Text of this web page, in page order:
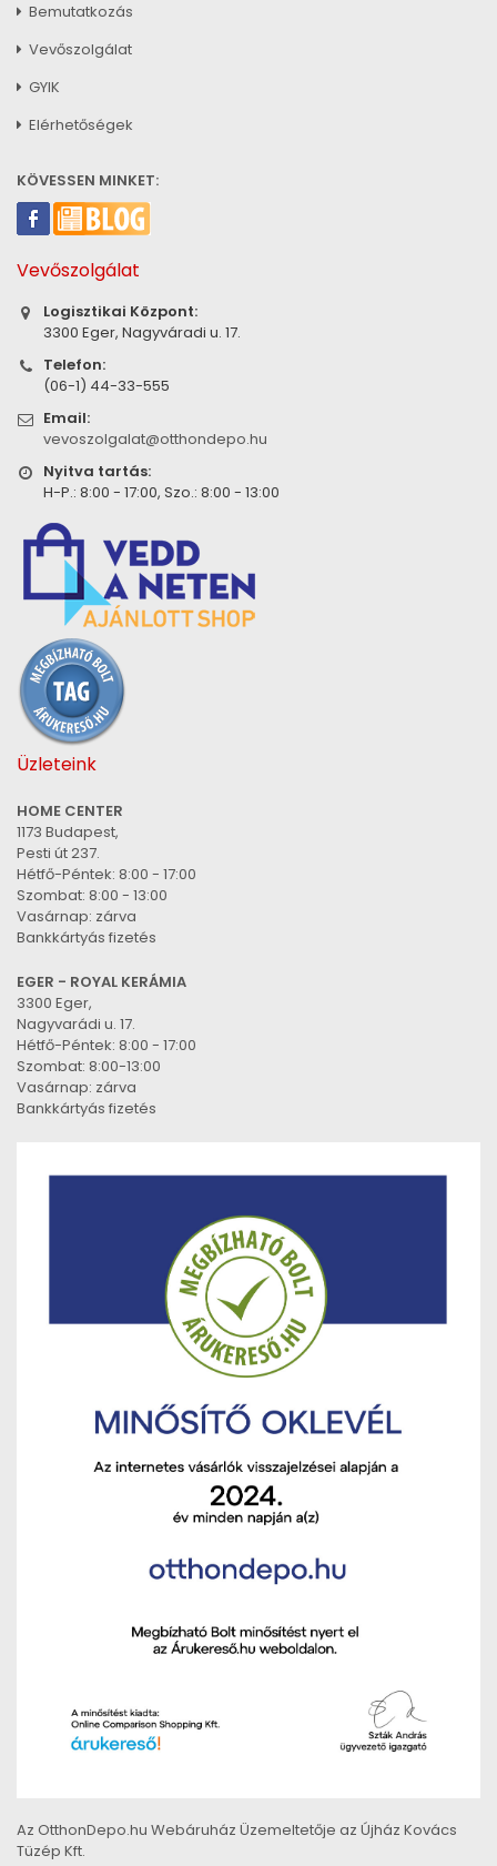
Bemutatkozás
Vevőszolgálat
GYIK
Elérhetőségek
KÖVESSEN MINKET:
Vevőszolgálat
Logisztikai Központ:
3300 Eger, Nagyváradi u. 17.
Telefon:
(06-1) 44-33-555
Email:
vevoszolgalat@otthondepo.hu
Nyitva tartás:
H-P.: 8:00 - 17:00, Szo.: 8:00 - 13:00
Üzleteink
HOME CENTER
1173 Budapest,
Pesti út 237.
Hétfő-Péntek: 8:00 - 17:00
Szombat: 8:00 - 13:00
Vasárnap: zárva
Bankkártyás fizetés
EGER - ROYAL KERÁMIA
3300 Eger,
Nagyvarádi u. 17.
Hétfő-Péntek: 8:00 - 17:00
Szombat: 8:00-13:00
Vasárnap: zárva
Bankkártyás fizetés
Az OtthonDepo.hu Webáruház Üzemeltetője az Újház Kovács
Tüzép Kft.